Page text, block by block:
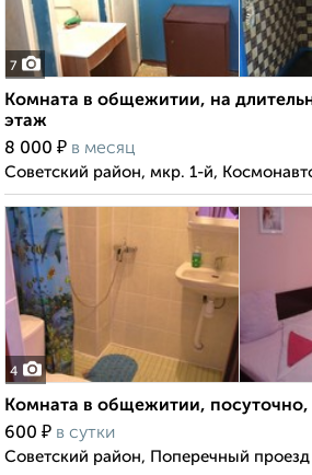
7
Комната в общежитии, на
этаж
8 000 ₽ в месяц
Советский район, мкр. 1-й,
4
Комната в общежитии, посуточно,
600 ₽ в сутки
Советский район, Поперечный проезд